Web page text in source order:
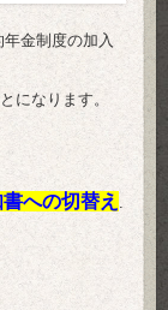
金制度の加入
になります。
への切替え